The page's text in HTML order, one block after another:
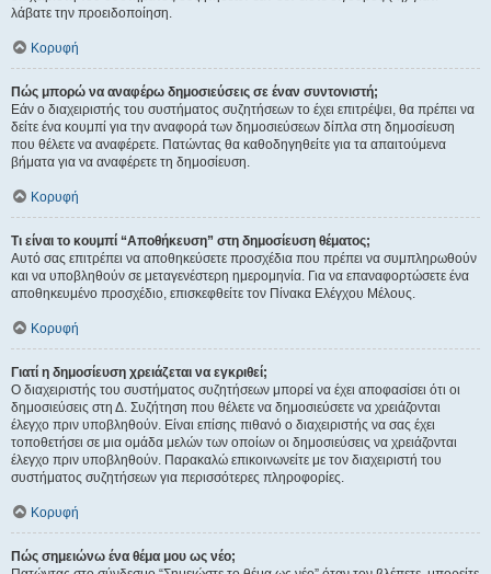
λάβατε την προειδοποίηση.
Κορυφή
Πώς μπορώ να αναφέρω δημοσιεύσεις σε έναν συντονιστή;
Εάν ο διαχειριστής του συστήματος συζητήσεων το έχει επιτρέψει, θα πρέπει να
δείτε ένα κουμπί για την αναφορά των δημοσιεύσεων δίπλα στη δημοσίευση
που θέλετε να αναφέρετε. Πατώντας θα καθοδηγηθείτε για τα απαιτούμενα
βήματα για να αναφέρετε τη δημοσίευση.
Κορυφή
Τι είναι το κουμπί “Αποθήκευση” στη δημοσίευση θέματος;
Αυτό σας επιτρέπει να αποθηκεύσετε προσχέδια που πρέπει να συμπληρωθούν
και να υποβληθούν σε μεταγενέστερη ημερομηνία. Για να επαναφορτώσετε ένα
αποθηκευμένο προσχέδιο, επισκεφθείτε τον Πίνακα Ελέγχου Μέλους.
Κορυφή
Γιατί η δημοσίευση χρειάζεται να εγκριθεί;
Ο διαχειριστής του συστήματος συζητήσεων μπορεί να έχει αποφασίσει ότι οι
δημοσιεύσεις στη Δ. Συζήτηση που θέλετε να δημοσιεύσετε να χρειάζονται
έλεγχο πριν υποβληθούν. Είναι επίσης πιθανό ο διαχειριστής να σας έχει
τοποθετήσει σε μια ομάδα μελών των οποίων οι δημοσιεύσεις να χρειάζονται
έλεγχο πριν υποβληθούν. Παρακαλώ επικοινωνείτε με τον διαχειριστή του
συστήματος συζητήσεων για περισσότερες πληροφορίες.
Κορυφή
Πώς σημειώνω ένα θέμα μου ως νέο;